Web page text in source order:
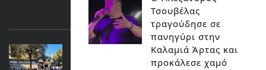
Τσουβέλας
τραγούδησε σε
πανηγύρι στην
Καλαμιά Άρτας και
προκάλεσε χαμό
ΔΙΑΒΑΣΤΕ ΕΠΙΣΗΣ...
Η ΔΟΞΟΛΟΓΙΑ ΣΤΟΝ ΆΓΙΟ ΔΗΜΗΤΡΙΟ
ΚΑΙ ΕΙΚΟΝΕΣ ΑΠΟ ΤΗΝ ΠΑΡΕΛΑΣΗ